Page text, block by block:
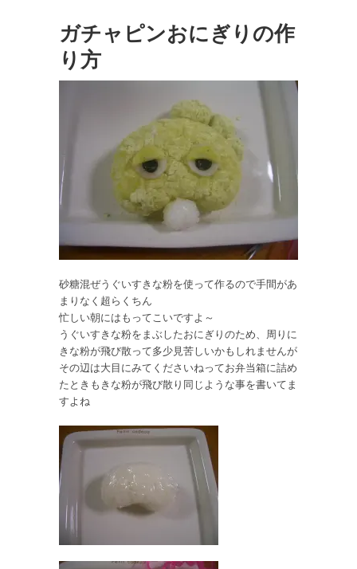
ガチャピンおにぎりの作
り方
砂糖混ぜうぐいすきな粉を使って作るので手間があ
まりなく超らくちん
忙しい朝にはもってこいですよ～
うぐいすきな粉をまぶしたおにぎりのため、周りに
きな粉が飛び散って多少見苦しいかもしれませんが
その辺は大目にみてくださいねってお弁当箱に詰め
たときもきな粉が飛び散り同じような事を書いてま
すよね